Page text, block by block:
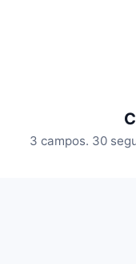
3 campos. 30